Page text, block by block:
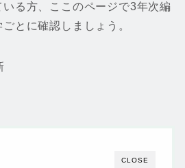
る方、ここのページで3年次編
とに確認しましょう。
CLOSE